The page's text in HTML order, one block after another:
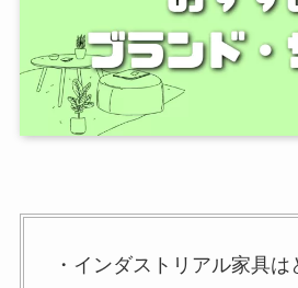
・インダストリアル家具は